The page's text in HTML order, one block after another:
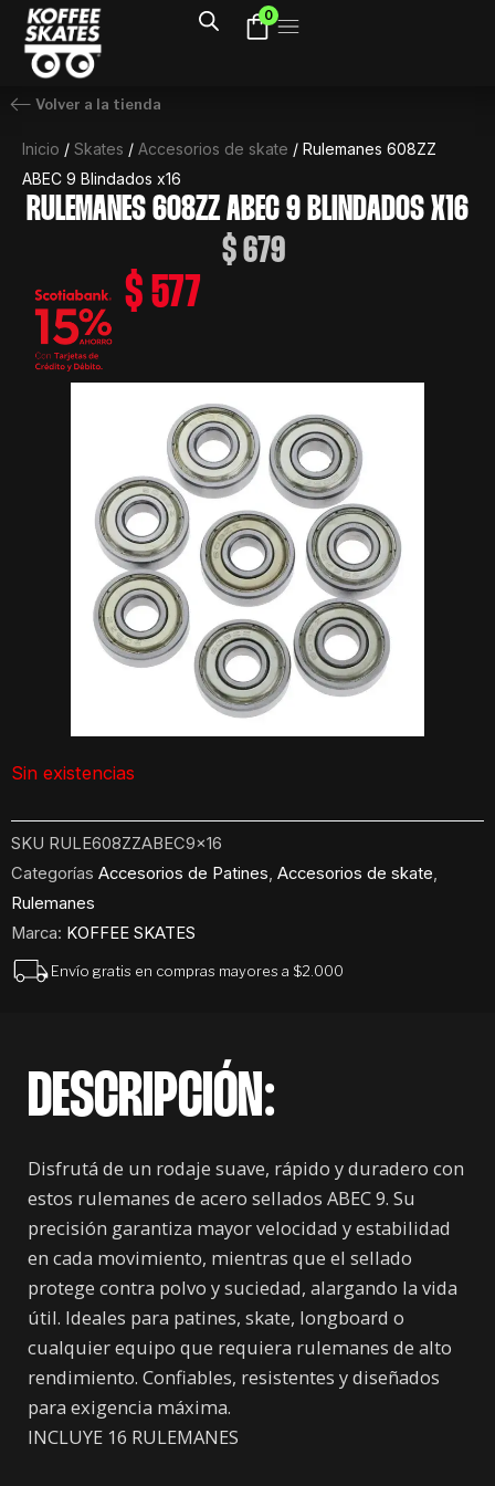
contenido
0
Volver a la tienda
Inicio / Skates / Accesorios de skate / Rulemanes 608ZZ
ABEC 9 Blindados x16
RULEMANES 608ZZ ABEC 9 BLINDADOS X16
$679
$ 577
Sin existencias
SKU RULE608ZZABEC9x16
Categorías Accesorios de Patines, Accesorios de skate,
Rulemanes
Marca: KOFFEE SKATES
Envío gratis en compras mayores a $2.000
DESCRIPCIÓN:
Disfrutá de un rodaje suave, rápido y duradero con
estos rulemanes de acero sellados ABEC 9. Su
precisión garantiza mayor velocidad y estabilidad
en cada movimiento, mientras que el sellado
protege contra polvo y suciedad, alargando la vida
útil. Ideales para patines, skate, longboard o
cualquier equipo que requiera rulemanes de alto
rendimiento. Confiables, resistentes y diseñados
para exigencia máxima.
INCLUYE 16 RULEMANES